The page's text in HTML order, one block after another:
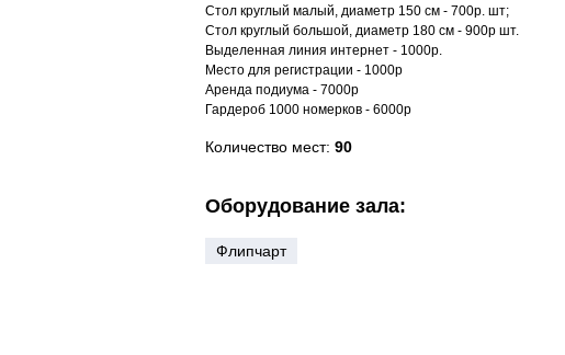
Стол круглый малый, диаметр 150 см - 700р. шт;
Стол круглый большой, диаметр 180 см - 900р шт.
Выделенная линия интернет - 1000р.
Место для регистрации - 1000р
Аренда подиума - 7000р
Гардероб 1000 номерков - 6000р
Количество мест: 90
Оборудование зала:
Флипчарт